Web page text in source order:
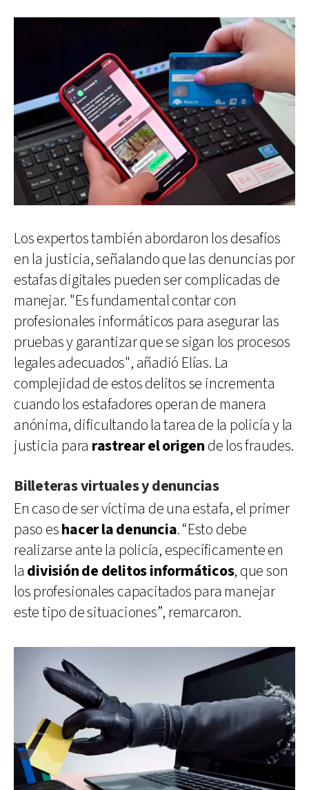
Los expertos también abordaron los desafíos
en la justicia, señalando que las denuncias por
estafas digitales pueden ser complicadas de
manejar. "Es fundamental contar con
profesionales informáticos para asegurar las
pruebas y garantizar que se sigan los procesos
legales adecuados", añadió Elías. La
complejidad de estos delitos se incrementa
cuando los estafadores operan de manera
anónima, dificultando la tarea de la policía y la
justicia para rastrear el origen de los fraudes.
Billeteras virtuales y denuncias
En caso de ser víctima de una estafa, el primer
paso eshacer la denuncia. “Esto debe
realizarse ante la policía, específicamente en
la división de delitos informáticos, que son
los profesionales capacitados para manejar
este tipo de situaciones”, remarcaron.